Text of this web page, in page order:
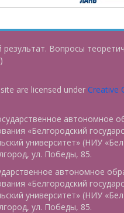
Вопросы
are licensed under Creative
автономное
«Белгородский
университет» (НИУ
ул. Победы, 85.
автономное
«Белгородский
университет» (НИУ
ул. Победы, 85.